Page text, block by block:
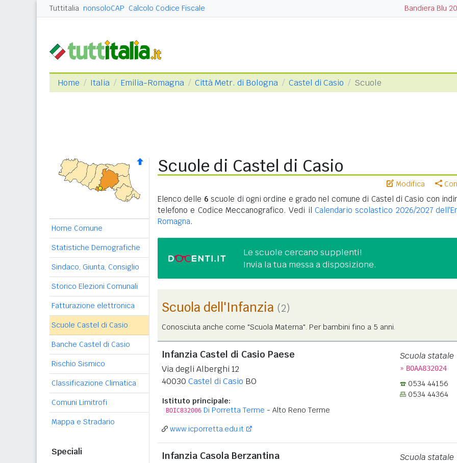
Tuttitalia nonsoloCAP Calcolo Codice Fiscale Bandiera Blu
Home Italia Emilia-Romagna Città Metr. di Bologna Castel di Casio Scuole
Home Comune
Statistiche Demografiche
Sindaco, Giunta, Consiglio
Storico Elezioni Comunali
Fatturazione elettronica
Scuole Castel di Casio
Banche Castel di Casio
Rischio Sismico
Classificazione Climatica
Comuni Limitrofi
Mappa e Stradario
Speciali
Scuole di Castel di Casio
Modifica
Elenco delle 6 scuole di ogni ordine e grado nel comune di Castel di Casio con
telefono e Codice Meccanografico. Vedi il Calendario scolastico 2026/2027
Romagna.
Le scuole cercano supplenti!
Invia la tua messa a disposizione.
Scuola dell'Infanzia (2)
Conosciuta anche come "Scuola Materna". Per bambini fino a 5 anni.
Infanzia Castel di Casio Paese
Via degli Alberghi 12
40030 Castel di Casio BO
Istituto principale:
BOIC832006 Di Porretta Terme - Alto Reno Terme
Scuola statale
» BOAA832024
0534 44156
0534 44364
www.icporretta.edu.it
Infanzia Casola Berzantina
Scuola statale